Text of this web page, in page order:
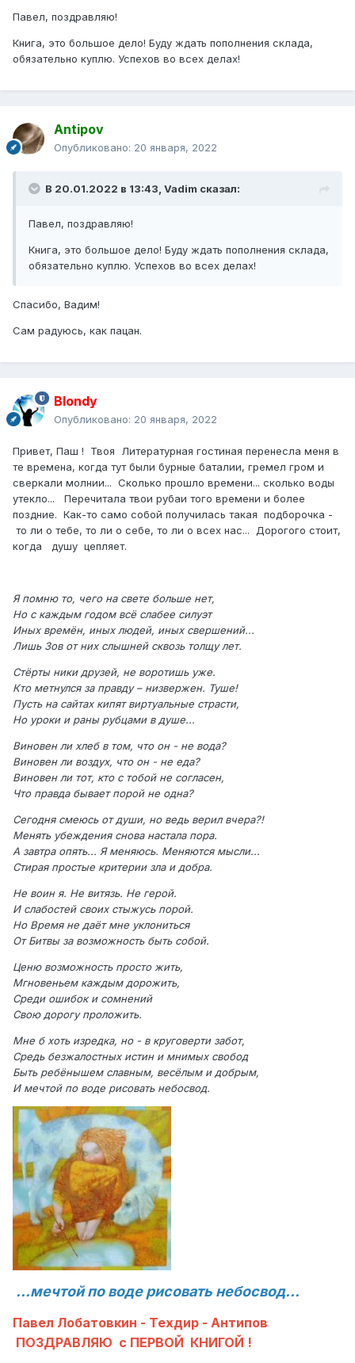
Павел, поздравляю!
Книга, это большое дело! Буду ждать пополнения склада,
обязательно куплю. Успехов во всех делах!
Antipov
Опубликовано: 20 января, 2022
В 20.01.2022 в 13:43, Vadim сказал:
Павел, поздравляю!
Книга, это большое дело! Буду ждать пополнения склада,
обязательно куплю. Успехов во всех делах!
Спасибо, Вадим!
Сам радуюсь, как пацан.
Blondy
Опубликовано: 20 января, 2022
Привет, Паш ! Твоя Литературная гостиная перенесла меня в
те времена, когда тут были бурные баталии, гремел гром и
сверкали молнии... Сколько прошло времени... сколько воды
утекло... Перечитала твои рубаи того времени и более
поздние. Как-то само собой получилась такая подборочка -
то ли о тебе, то ли о себе, то ли о всех нас... Дорогого стоит,
когда душу цепляет.
Я помню то, чего на свете больше нет,
Но с каждым годом всё слабее силуэт
Иных времён, иных людей, иных свершений...
Лишь Зов от них слышней сквозь толщу лет.
Стёрты ники друзей, не воротишь уже.
Кто метнулся за правду – низвержен. Туше!
Пусть на сайтах кипят виртуальные страсти,
Но уроки и раны рубцами в душе...
Виновен ли хлеб в том, что он - не вода?
Виновен ли воздух, что он - не еда?
Виновен ли тот, кто с тобой не согласен,
Что правда бывает порой не одна?
Сегодня смеюсь от души, но ведь верил вчера?!
Менять убеждения снова настала пора.
А завтра опять... Я меняюсь. Меняются мысли...
Стирая простые критерии зла и добра.
Не воин я. Не витязь. Не герой.
И слабостей своих стыжусь порой.
Но Время не даёт мне уклониться
От Битвы за возможность быть собой.
Ценю возможность просто жить,
Мгновеньем каждым дорожить,
Среди ошибок и сомнений
Свою дорогу проложить.
Мне б хоть изредка, но - в круговерти забот,
Средь безжалостных истин и мнимых свобод
Быть ребёнышем славным, весёлым и добрым,
И мечтой по воде рисовать небосвод.
...мечтой по воде рисовать небосвод...
Павел Лобатовкин - Техдир - Антипов
ПОЗДРАВЛЯЮ с ПЕРВОЙ КНИГОЙ !